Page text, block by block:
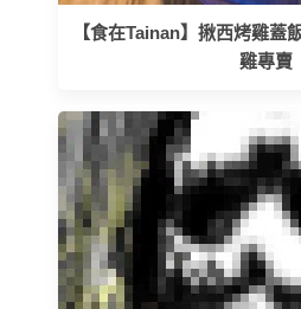
【食在Tainan】揪西烤雞蓋
雞專賣